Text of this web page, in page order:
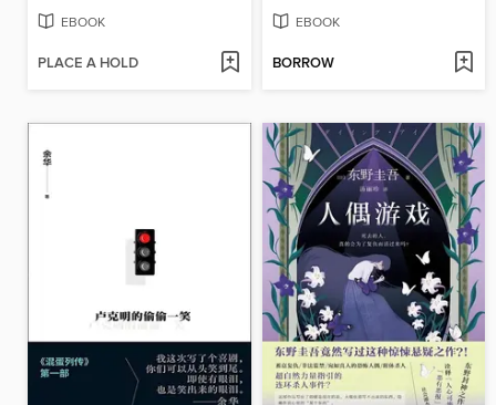
EBOOK
PLACE A HOLD
EBOOK
BORROW